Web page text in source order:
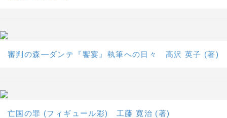
審判の森―ダンテ『饗宴』執筆への日々 高沢 英子 (著)
亡国の罪 (フィギュール彩) 工藤 寛治 (著)